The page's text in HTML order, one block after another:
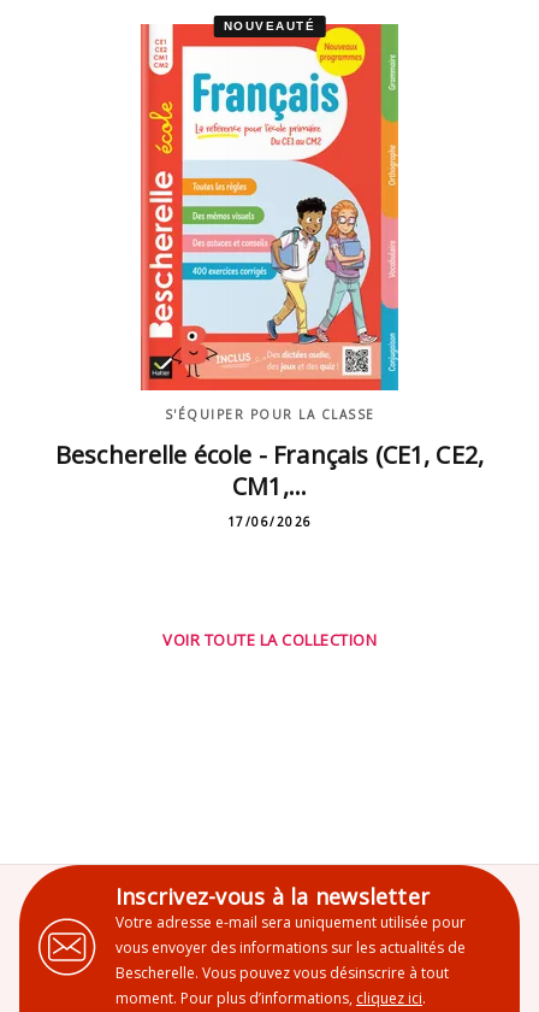
NOUVEAUTÉ
S'ÉQUIPER POUR LA CLASSE
Bescherelle école - Français (CE1, CE2,
CM1,…
17/06/2026
VOIR TOUTE LA COLLECTION
Inscrivez-vous à la newsletter
Votre adresse e-mail sera uniquement utilisée pour
vous envoyer des informations sur les actualités de
Bescherelle. Vous pouvez vous désinscrire à tout
moment. Pour plus d’informations, cliquez ici.